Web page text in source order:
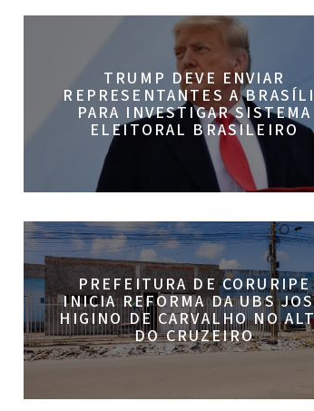
TRUMP DEVE ENVIAR
REPRESENTANTES A
PARA INVESTIGAR SISTEMA
ELEITORAL BRASILEIRO
PREFEITURA DE CORURIPE
INICIA REFORMA DA UBS
HIGINO DE CARVALHO NO
DO CRUZEIRO